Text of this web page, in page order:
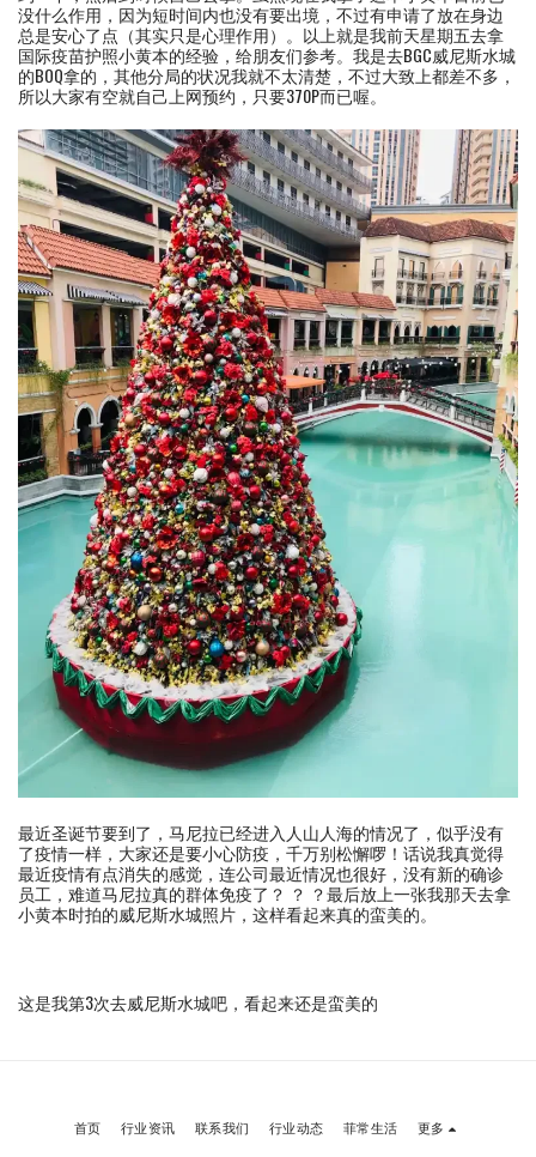
没什么作用，因为短时间内也没有要出境，不过有申请了放在身边
总是安心了点（其实只是心理作用）。以上就是我前天星期五去拿
国际疫苗护照小黄本的经验，给朋友们参考。我是去BGC威尼斯水城
的BOQ拿的，其他分局的状况我就不太清楚，不过大致上都差不多，
所以大家有空就自己上网预约，只要370P而已喔。
最近圣诞节要到了，马尼拉已经进入人山人海的情况了，似乎没有
了疫情一样，大家还是要小心防疫，千万别松懈啰！话说我真觉得
最近疫情有点消失的感觉，连公司最近情况也很好，没有新的确诊
员工，难道马尼拉真的群体免疫了？ ？ ？最后放上一张我那天去拿
小黄本时拍的威尼斯水城照片，这样看起来真的蛮美的。
这是我第3次去威尼斯水城吧，看起来还是蛮美的
首页 行业资讯 联系我们 行业动态 菲常生活 更多